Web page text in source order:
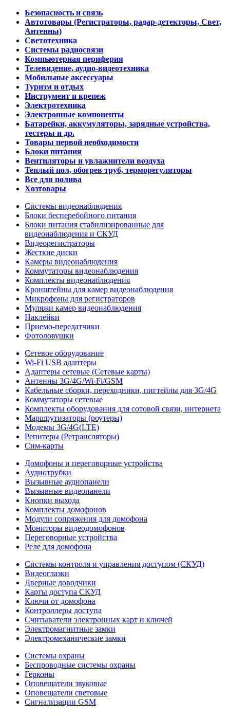
Безопасность и связь
Автотовары (Регистраторы, радар-детекторы, Свет,
Антенны)
Светотехника
Системы радиосвязи
Компьютерная периферия
Телевидение, аудио-видеотехника
Мобильные аксессуары
Туризм и отдых
Инструмент и крепеж
Электротехника
Электронные компоненты
Батарейки, аккумуляторы, зарядные устройства,
тестеры и др.
Товары первой необходимости
Блоки питания
Вентиляторы и увлажнители воздуха
Теплый пол, обогрев труб, терморегуляторы
Все для полива
Хозтовары
Системы видеонаблюдения
Блоки бесперебойного питания
Блоки питания стабилизированные для
видеонаблюдения и СКУД
Видеорегистраторы
Жесткие диски
Камеры видеонаблюдения
Коммутаторы видеонаблюдения
Комплекты видеонаблюдения
Кронштейны для камер видеонаблюдения
Микрофоны для регистраторов
Муляжи камер видеонаблюдения
Наклейки
Приемо-передатчики
Фотоловушки
Сетевое оборудование
Wi-Fi USB адаптеры
Адаптеры сетевые (Сетевые карты)
Антенны 3G/4G/Wi-Fi/GSM
Кабельные сборки, переходники, пигтейлы для 3G/4G
Коммутаторы сетевые
Комплекты оборудования для сотовой связи, интернета
Маршрутизаторы (роутеры)
Модемы 3G/4G(LTE)
Репитеры (Ретрансляторы)
Сим-карты
Домофоны и переговорные устройства
Аудиотрубки
Вызывные аудиопанели
Вызывные видеопанели
Кнопки выхода
Комплекты домофонов
Модули сопряжения для домофона
Мониторы видеодомофонов
Переговорные устройства
Реле для домофона
Системы контроля и управления доступом (СКУД)
Видеоглазки
Дверные доводчики
Карты доступа СКУД
Ключи от домофона
Контроллеры доступа
Считыватели электронных карт и ключей
Электромагнитные замки
Электромеханические замки
Системы охраны
Беспроводные системы охраны
Герконы
Оповещатели звуковые
Оповещатели световые
Сигнализации GSM